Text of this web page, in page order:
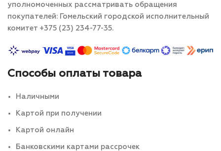
уполномоченных рассматривать обращения
покупателей: Гомельский городской исполнительный
комитет +375 (23) 234-77-35.
Способы оплаты товара
Наличными
Картой при получении
Картой онлайн
Банковскими картами рассрочек